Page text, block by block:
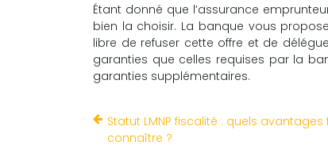
Étant donné que l’assurance
bien la choisir. La banque vous
libre de refuser cette offre et de
garanties que celles requises par la
garanties supplémentaires.
Statut LMNP fiscalité : quels avantages
connaître ?